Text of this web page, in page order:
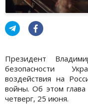
Президент
безопасности
воздействия на
войны. Об этом глава
четверг, 25 июня.